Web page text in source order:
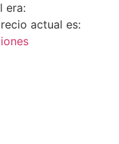
era:
actual es: